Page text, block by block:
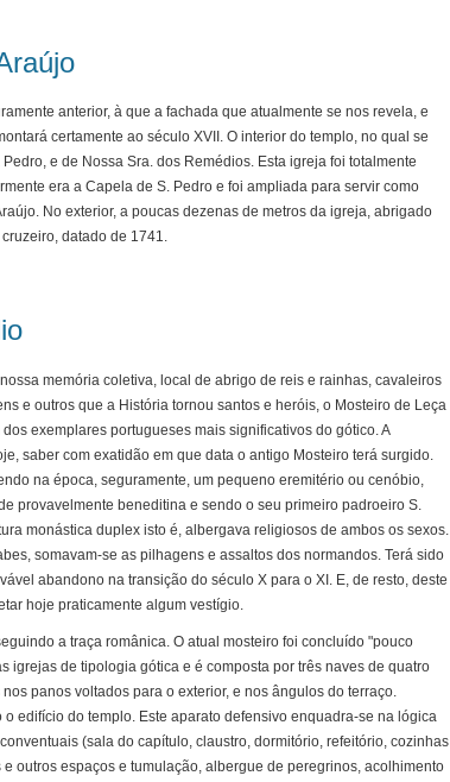
anterior, à que a fachada que atualmente se nos revela, e
certamente ao século XVII. O interior do templo, no qual se
e de Nossa Sra. dos Remédios. Esta igreja foi totalmente
era a Capela de S. Pedro e foi ampliada para servir como
No exterior, a poucas dezenas de metros da igreja, abrigado
datado de 1741.
memória coletiva, local de abrigo de reis e rainhas, cavaleiros
e outros que a História tornou santos e heróis, o Mosteiro de Leça
exemplares portugueses mais significativos do gótico. A
saber com exatidão em que data o antigo Mosteiro terá surgido.
na época, seguramente, um pequeno eremitério ou cenóbio,
provavelmente beneditina e sendo o seu primeiro padroeiro S.
monástica duplex isto é, albergava religiosos de ambos os sexos.
somavam-se as pilhagens e assaltos dos normandos. Terá sido
abandono na transição do século X para o XI. E, de resto, deste
hoje praticamente algum vestígio.
a traça românica. O atual mosteiro foi concluído "pouco
igrejas de tipologia gótica e é composta por três naves de quatro
panos voltados para o exterior, e nos ângulos do terraço.
edifício do templo. Este aparato defensivo enquadra-se na lógica
(sala do capítulo, claustro, dormitório, refeitório, cozinhas
outros espaços e tumulação, albergue de peregrinos, acolhimento